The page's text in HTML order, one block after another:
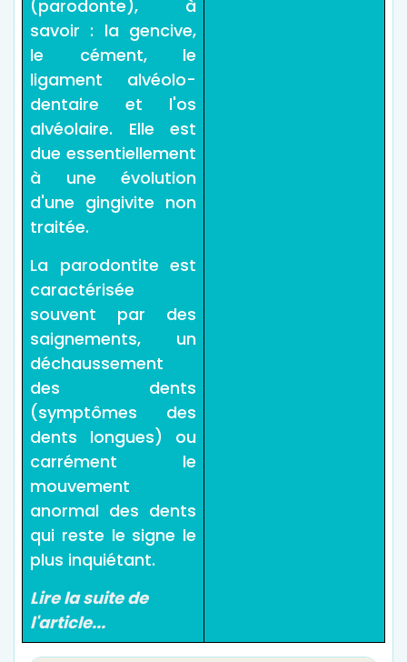
(parodonte), à
savoir : la gencive,
le cément, le
ligament alvéolo-
dentaire et l'os
alvéolaire. Elle est
due essentiellement
à une évolution
d'une gingivite non
traitée.
La parodontite est
caractérisée
souvent par des
saignements, un
déchaussement
des dents
(symptômes des
dents longues) ou
carrément le
mouvement
anormal des dents
qui reste le signe le
plus inquiétant.
Lire la suite de
l'article...